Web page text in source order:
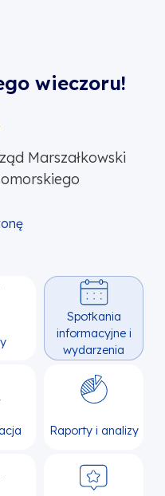
wieczoru!
Marszałkowski
Spotkania
informacyjne i
wydarzenia
Raporty i analizy